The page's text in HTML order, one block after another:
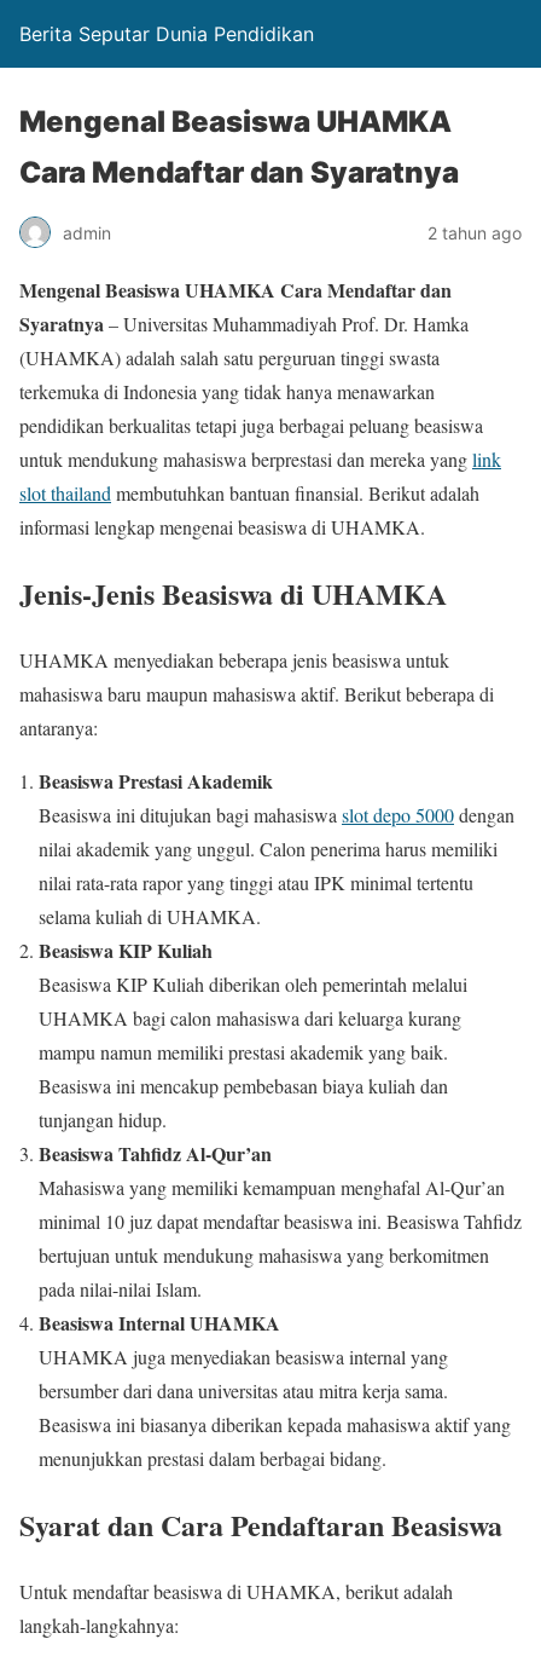
Berita Seputar Dunia Pendidikan
Mengenal Beasiswa UHAMKA
Cara Mendaftar dan Syaratnya
admin 2 tahun ago
Mengenal Beasiswa UHAMKA Cara Mendaftar dan
Syaratnya– Universitas Muhammadiyah Prof. Dr. Hamka
(UHAMKA) adalah salah satu perguruan tinggi swasta
terkemuka di Indonesia yang tidak hanya menawarkan
pendidikan berkualitas tetapi juga berbagai peluang beasiswa
untuk mendukung mahasiswa berprestasi dan mereka yanglink
slot thailand membutuhkan bantuan finansial. Berikut adalah
informasi lengkap mengenai beasiswa di UHAMKA.
Jenis-Jenis Beasiswa di UHAMKA
UHAMKA menyediakan beberapa jenis beasiswa untuk
mahasiswa baru maupun mahasiswa aktif. Berikut beberapa di
antaranya:
Beasiswa Prestasi Akademik
Beasiswa ini ditujukan bagi mahasiswa slot depo 5000dengan
nilai akademik yang unggul. Calon penerima harus memiliki
nilai rata-rata rapor yang tinggi atau IPK minimal tertentu
selama kuliah di UHAMKA.
Beasiswa KIP Kuliah
Beasiswa KIP Kuliah diberikan oleh pemerintah melalui
UHAMKA bagi calon mahasiswa dari keluarga kurang
mampu namun memiliki prestasi akademik yang baik.
Beasiswa ini mencakup pembebasan biaya kuliah dan
tunjangan hidup.
Beasiswa Tahfidz Al-Qur’an
Mahasiswa yang memiliki kemampuan menghafal Al-Qur’an
minimal 10 juz dapat mendaftar beasiswa ini. Beasiswa Tahfidz
bertujuan untuk mendukung mahasiswa yang berkomitmen
pada nilai-nilai Islam.
Beasiswa Internal UHAMKA
UHAMKA juga menyediakan beasiswa internal yang
bersumber dari dana universitas atau mitra kerja sama.
Beasiswa ini biasanya diberikan kepada mahasiswa aktif yang
menunjukkan prestasi dalam berbagai bidang.
Syarat dan Cara Pendaftaran Beasiswa
Untuk mendaftar beasiswa di UHAMKA, berikut adalah
langkah-langkahnya: